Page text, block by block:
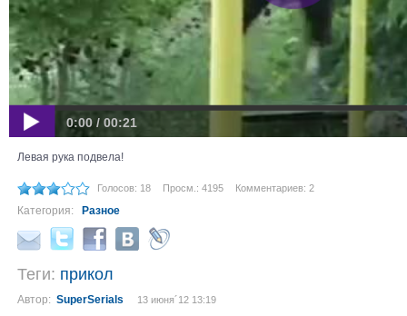
0:00 / 00:21
Левая рука подвела!
Голосов: 18 Просм.: 4195 Комментариев: 2
Категория: Разное
Теги: прикол
Автор: SuperSerials 13 июня´12 13:19